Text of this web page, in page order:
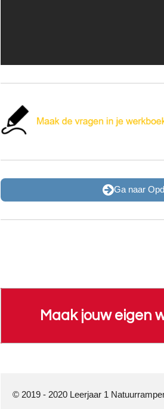
Ga naar
Maak jouw eigen
© 2019 - 2020 Leerjaar 1